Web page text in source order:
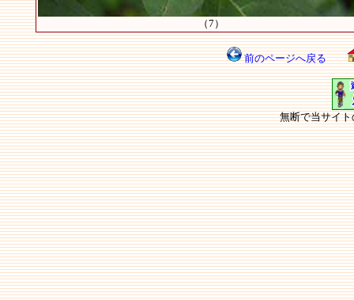
（7）
前のページへ戻る
無断で当サイ